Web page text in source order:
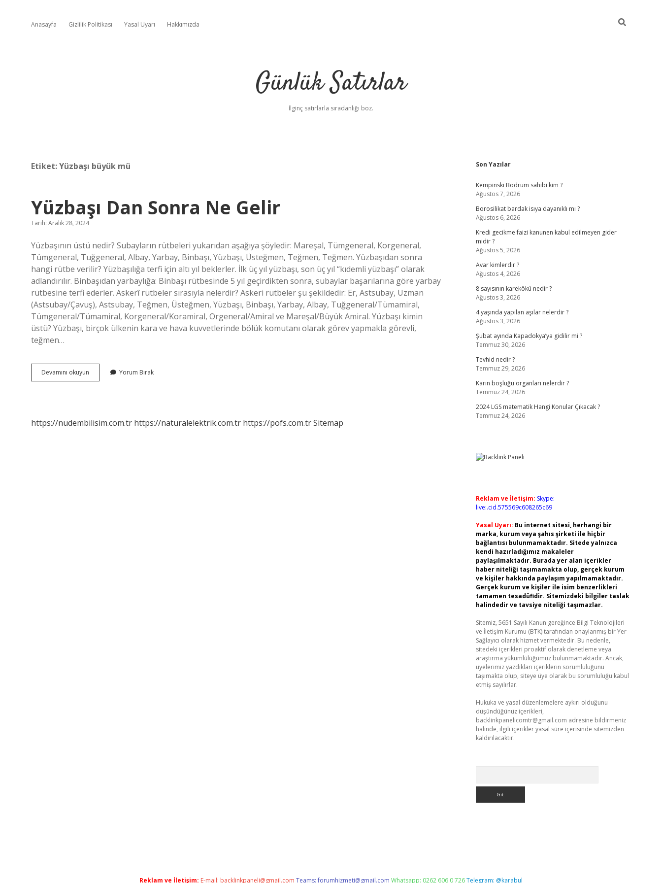
Anasayfa Gizlilik Politikası Yasal Uyarı Hakkımızda
Günlük Satırlar
İlginç satırlarla sıradanlığı boz.
Etiket:Yüzbaşı büyük mü
Yüzbaşı Dan Sonra Ne Gelir
Tarih: Aralık 28, 2024
Yüzbaşının üstü nedir? Subayların rütbeleri yukarıdan aşağıya şöyledir: Mareşal, Tümgeneral, Korgeneral,
Tümgeneral, Tuğgeneral, Albay, Yarbay, Binbaşı, Yüzbaşı, Üsteğmen, Teğmen, Teğmen. Yüzbaşıdan sonra
hangi rütbe verilir? Yüzbaşılığa terfi için altı yıl beklerler. İlk üç yıl yüzbaşı, son üç yıl “kıdemli yüzbaşı” olarak
adlandırılır. Binbaşıdan yarbaylığa: Binbaşı rütbesinde 5 yıl geçirdikten sonra, subaylar başarılarına göre yarbay
rütbesine terfi ederler. Askerî rütbeler sırasıyla nelerdir? Askeri rütbeler şu şekildedir: Er, Astsubay, Uzman
(Astsubay/Çavuş), Astsubay, Teğmen, Üsteğmen, Yüzbaşı, Binbaşı, Yarbay, Albay, Tuğgeneral/Tümamiral,
Tümgeneral/Tümamiral, Korgeneral/Koramiral, Orgeneral/Amiral ve Mareşal/Büyük Amiral. Yüzbaşı kimin
üstü? Yüzbaşı, birçok ülkenin kara ve hava kuvvetlerinde bölük komutanı olarak görev yapmakla görevli,
teğmen…
Devamını okuyun
Dan
Yorum Bırak
https://nudembilisim.com.tr https://naturalelektrik.com.tr https://pofs.com.trSitemap
Sidebar
Son Yazılar
Kempinski Bodrum sahibi kim ?
Ağustos 7, 2026
Borosilikat bardak isıya dayanıklı mı ?
Ağustos 6, 2026
Kredi gecikme faizi kanunen kabul edilmeyen gider
midir ?
Ağustos 5, 2026
Avar kimlerdir ?
Ağustos 4, 2026
8 sayısının karekökü nedir ?
Ağustos 3, 2026
4 yaşında yapılan aşılar nelerdir ?
Ağustos 3, 2026
Şubat ayında Kapadokya’ya gidilir mi ?
Temmuz 30, 2026
Tevhid nedir ?
Temmuz 29, 2026
Karın boşluğu organları nelerdir ?
Temmuz 24, 2026
2024 LGS matematik Hangi Konular Çıkacak ?
Temmuz 24, 2026
Reklam ve İletişim: Skype:
live:.cid.575569c608265c69
Yasal Uyarı: Bu internet sitesi, herhangi bir
marka, kurum veya şahıs şirketi ile hiçbir
bağlantısı bulunmamaktadır. Sitede yalnızca
kendi hazırladığımız makaleler
paylaşılmaktadır. Burada yer alan içerikler
haber niteliği taşımamakta olup, gerçek kurum
ve kişiler hakkında paylaşım yapılmamaktadır.
Gerçek kurum ve kişiler ile isim benzerlikleri
tamamen tesadüfidir. Sitemizdeki bilgiler taslak
halindedir ve tavsiye niteliği taşımazlar.
Sitemiz, 5651 Sayılı Kanun gereğince Bilgi Teknolojileri
ve İletişim Kurumu (BTK) tarafından onaylanmış bir Yer
Sağlayıcı olarak hizmet vermektedir. Bu nedenle,
sitedeki içerikleri proaktif olarak denetleme veya
araştırma yükümlülüğümüz bulunmamaktadır. Ancak,
üyelerimiz yazdıkları içeriklerin sorumluluğunu
taşımakta olup, siteye üye olarak bu sorumluluğu kabul
etmiş sayılırlar.
Hukuka ve yasal düzenlemelere aykırı olduğunu
düşündüğünüz içerikleri,
backlinkpanelicomtr@gmail.com adresine bildirmeniz
halinde, ilgili içerikler yasal süre içerisinde sitemizden
kaldırılacaktır.
Reklam ve İletişim: E-mail: backlinkpaneli@gmail.com Teams:forumhizmeti@gmail.com Whatsapp: 0262 606 0 726Telegram: @karabul